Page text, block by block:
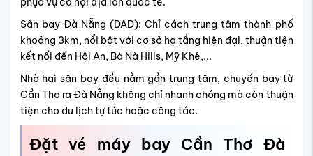
Sân bay Đà Nẵng (DAD): Chỉ cách trung tâm thành phố
khoảng 3km, nổi bật với cơ sở hạ tầng hiện đại, thuận tiện
kết nối đến Hội An, Bà Nà Hills, Mỹ Khê,...
Nhờ hai sân bay đều nằm gần trung tâm, chuyến bay từ
Cần Thơ ra Đà Nẵng không chỉ nhanh chóng mà còn thuận
tiện cho du lịch tự túc hoặc công tác.
Đặt vé máy bay Cần Thơ Đà